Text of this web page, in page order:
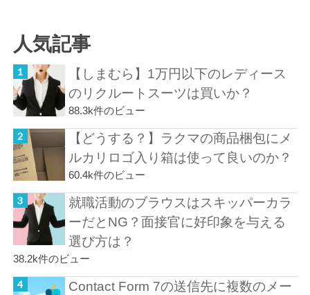
人気記事
【しまむら】1万円以下のレディース
のリクルートスーツは買いか？
88.3k件のビュー
【どうする？】ラクマの商品梱包にメ
ルカリロゴ入り箱は使って良いのか？
60.4k件のビュー
就職活動のブラウスはスキッパーカラ
ーだとNG？面接官に好印象を与える
選び方は？
38.2k件のビュー
Contact Form 7の送信先に複数のメー